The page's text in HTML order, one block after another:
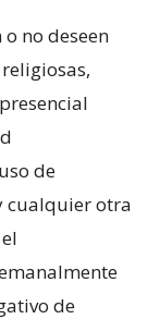
no deseen
de
cualquier otra
de